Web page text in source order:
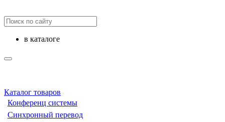
в каталоге
Каталог товаров
Конференц системы
Синхронный перевод